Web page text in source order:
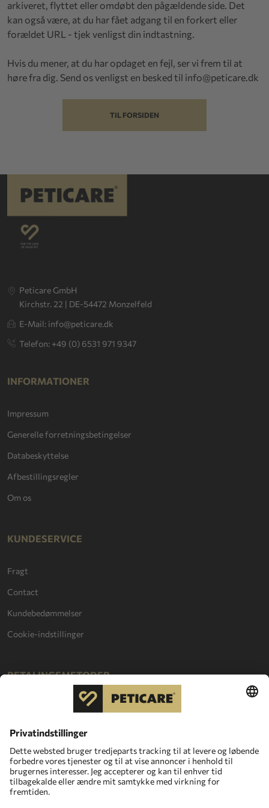
arkiveret, flyttet eller omdøbt den pågældende side. Det
kan også være, at du har fået adgang til en forkert eller
forældet URL - tjek venligst din indtastning.
Hvis du mener, at du har opdaget en fejl, ser vi frem til at
høre fra dig. Send os venligst en besked til info@peticare.dk
TIL FORSIDEN
Peticare GmbH
Kirchstr. 22 | DE-54472 Monzelfeld
E-Mail: info@peticare.dk
Telefon: +49 (0) 6531 971 9347
INFORMATIONER
Impressum
Generelle forretningsbetingelser
Databeskyttelse
Afbestillingsregler
Om os
KUNDESERVICE
Fragt
Contact
Kundebedømmelser
Cookie-indstillinger
BETALINGSMETODER